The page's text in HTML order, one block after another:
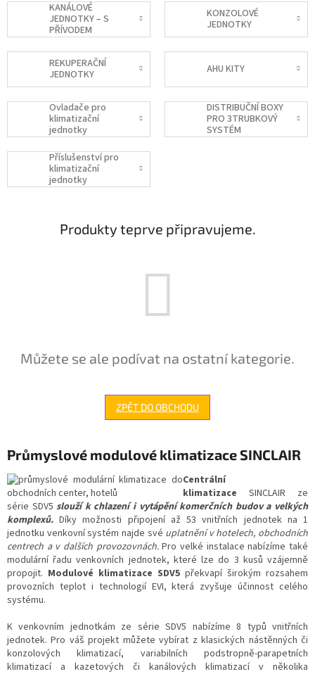
KANÁLOVÉ
JEDNOTKY – S
PŘÍVODEM
VZDUCHU
KONZOLOVÉ
JEDNOTKY
REKUPERAČNÍ
JEDNOTKY
AHU KITY
Ovladače pro
klimatizační
jednotky
DISTRIBUČNÍ BOXY
PRO 3TRUBKOVÝ
SYSTÉM
Příslušenství pro
klimatizační
jednotky
Produkty teprve připravujeme.
Můžete se ale podívat na ostatní kategorie.
ZPĚT DO OBCHODU
Průmyslové modulové klimatizace SINCLAIR
Centrální
klimatizace
SINCLAIR ze
série SDV5 slouží k chlazení i vytápění komerčních budov a velkých
komplexů. Díky možnosti připojení až 53 vnitřních jednotek na 1
jednotku venkovní systém najde své uplatnění v hotelech, obchodních
centrech a v dalších provozovnách. Pro velké instalace nabízíme také
modulární řadu venkovních jednotek, které lze do 3 kusů vzájemně
propojit. Modulové klimatizace SDV5 překvapí širokým rozsahem
provozních teplot i technologií EVI, která zvyšuje účinnost celého
systému.
K venkovním jednotkám ze série SDV5 nabízíme 8 typů vnitřních
jednotek. Pro váš projekt můžete vybírat z klasických nástěnných či
konzolových klimatizací, variabilních podstropně-parapetních
klimatizací a kazetových či kanálových klimatizací v několika